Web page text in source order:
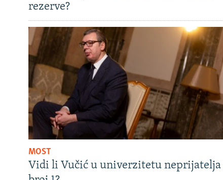
rezerve?
MOST
Vidi li Vučić u univerzitetu neprijatelja